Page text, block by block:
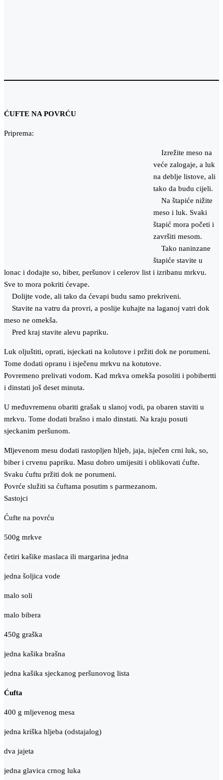
ĆUFTE NA POVRĆU
Priprema:
Izrežite meso na
veće zalogaje, a luk
na deblje listove, ali
tako da budu cijeli.
Na štapiće nižite
meso i luk. Svaki
štapić mora početi i
završiti mesom.
Tako naninzane
štapiće stavite u
lonac i dodajte so, biber, peršunov i celerov list i izribanu mrkvu.
Sve to mora pokriti ćevape.
Dolijte vode, ali tako da ćevapi budu samo prekriveni.
Stavite na vatru da provri, a poslije kuhajte na laganoj vatri dok
meso ne omekša.
Pred kraj stavite alevu papriku.
Luk oljuštiti, oprati, isjeckati na kolutove i pržiti dok ne porumeni.
Tome dodati opranu i isječenu mrkvu na kotutove.
Povremeno prelivati vodom. Kad mrkva omekša posoliti i pobibertti
i dinstati još deset minuta.
U međuvremenu obariti grašak u slanoj vodi, pa obaren staviti u
mrkvu. Tome dodati brašno i malo dinstati. Na kraju posuti
sjeckanim peršunom.
Mljevenom mesu dodati rastopljen hljeb, jaja, isječen crni luk, so,
biber i crvenu papriku. Masu dobro umijesiti i oblikovati ćufte.
Svaku ćuftu pržiti dok ne porumeni.
Povrće služiti sa ćuftama posutim s parmezanom.
Sastojci
Ćufte na povrću
500g mrkve
četiri kašike maslaca ili margarina jedna
jedna šoljica vode
malo soli
malo bibera
450g graška
jedna kašika brašna
jedna kašika sjeckanog peršunovog lista
Ćufta
400 g mljevenog mesa
jedna kriška hljeba (odstajalog)
dva jajeta
jedna glavica crnog luka